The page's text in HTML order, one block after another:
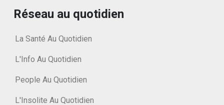
Réseau au quotidien
La Santé Au Quotidien
L'Info Au Quotidien
People Au Quotidien
L'Insolite Au Quotidien